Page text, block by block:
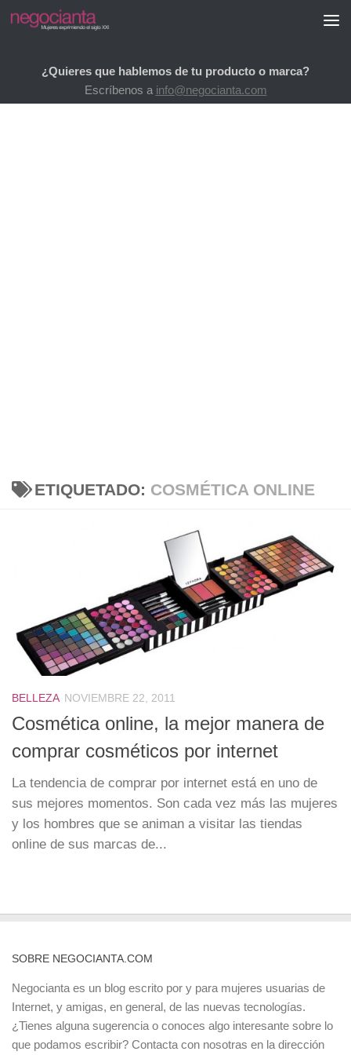
Saltar al contenido
¿Quieres que hablemos de tu producto o marca?
Escríbenos a info@negocianta.com
ETIQUETADO: COSMÉTICA ONLINE
BELLEZA NOVIEMBRE 22, 2011
Cosmética online, la mejor manera de
comprar cosméticos por internet
La tendencia de comprar por internet está en uno de
sus mejores momentos. Son cada vez más las mujeres
y los hombres que se animan a visitar las tiendas
online de sus marcas de...
SOBRE NEGOCIANTA.COM
Negocianta es un blog escrito por y para mujeres usuarias de
Internet, y amigas, en general, de las nuevas tecnologías.
¿Tienes alguna sugerencia o conoces algo interesante sobre lo
que podamos escribir? Contacta con nosotras en la dirección